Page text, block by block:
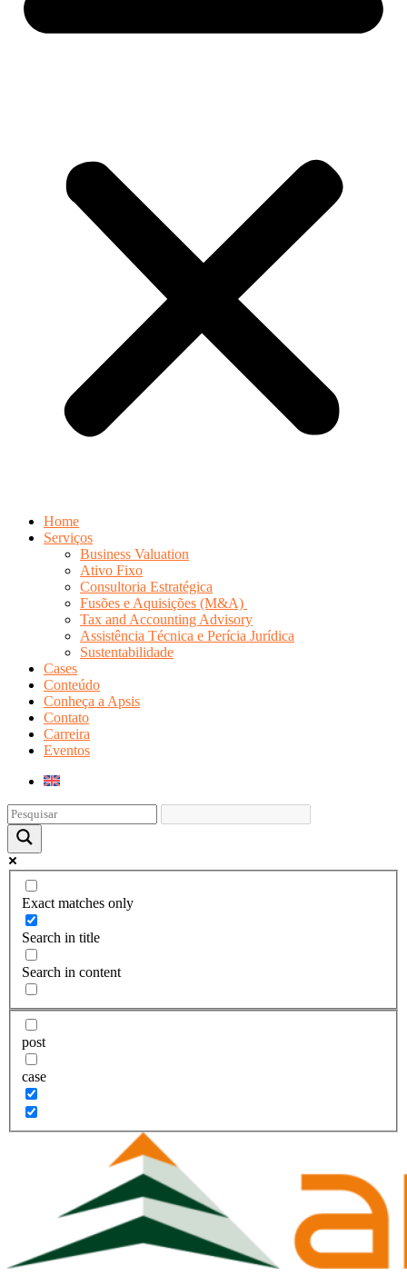
Home
Serviços
Business Valuation
Ativo Fixo
Consultoria Estratégica
Fusões e Aquisições (M&A)
Tax and Accounting Advisory
Assistência Técnica e Perícia Jurídica
Sustentabilidade
Cases
Conteúdo
Conheça a Apsis
Contato
Carreira
Eventos
Exact matches only
Search in title
Search in content
post
case